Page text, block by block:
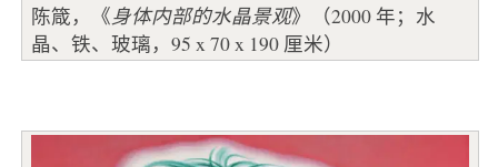
陈箴，《身体内部的水晶景观》（2000 年；水
晶、铁、玻璃，95 x 70 x 190 厘米）